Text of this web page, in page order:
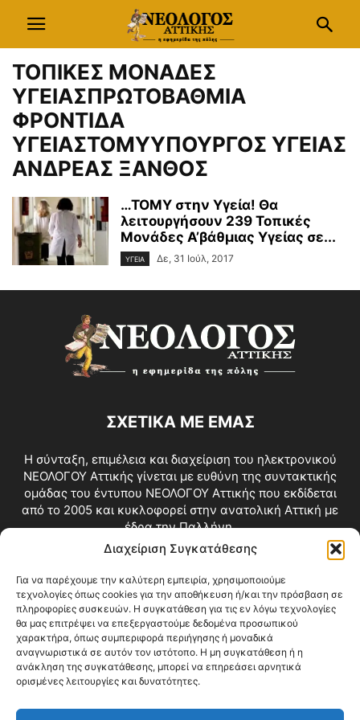
Διαχείριση Συγκατάθεσης
Για να παρέχουμε την καλύτερη εμπειρία, χρησιμοποιούμε
τεχνολογίες όπως cookies για την αποθήκευση ή/και την πρόσβαση σε
πληροφορίες συσκευών. Η συγκατάθεση για τις εν λόγω τεχνολογίες
θα μας επιτρέψει να επεξεργαστούμε δεδομένα προσωπικού
χαρακτήρα, όπως συμπεριφορά περιήγησης ή μοναδικά
αναγνωριστικά σε αυτόν τον ιστότοπο. Η μη συγκατάθεση ή η
ανάκληση της συγκατάθεσης, μπορεί να επηρεάσει αρνητικά
ορισμένες λειτουργίες και δυνατότητες.
ΤΟΠΙΚΕΣ ΜΟΝΑΔΕΣ
ΥΓΕΙΑΣΠΡΩΤΟΒΑΘΜΙΑ
ΦΡΟΝΤΙΔΑ
ΥΓΕΙΑΣΤΟΜΥΥΠΟΥΡΓΟΣ ΥΓΕΙΑΣ
ΑΝΔΡΕΑΣ ΞΑΝΘΟΣ
…ΤΟΜΥ στην Υγεία! Θα
λειτουργήσουν 239 Τοπικές
Μονάδες Α’βάθμιας Υγείας σε...
ΥΓΕΙΑ Δε, 31 Ιούλ, 2017
ΣΧΕΤΙΚΑ ΜΕ ΕΜΑΣ
Η σύνταξη, επιμέλεια και διαχείριση του ηλεκτρονικού
ΝΕΟΛΟΓΟΥ Αττικής γίνεται με ευθύνη της συντακτικής
ομάδας του έντυπου ΝΕΟΛΟΓΟΥ Αττικής που εκδίδεται
από το 2005 και κυκλοφορεί στην ανατολική Αττική με
έδρα την Παλλήνη.
Επικοινωνία:info@neologosattikis.gr
ΑΚΟΛΟΥΘΗΣΕ ΜΑΣ